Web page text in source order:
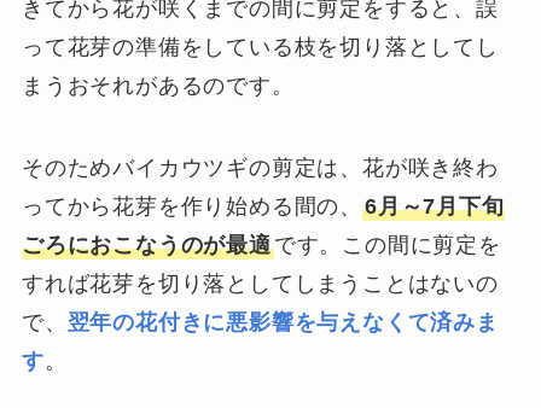
きてから花が咲くまでの間に剪定をすると、誤
って花芽の準備をしている枝を切り落としてし
まうおそれがあるのです。
そのためバイカウツギの剪定は、花が咲き終わ
ってから花芽を作り始める間の、6月～7月下旬
ごろにおこなうのが最適です。この間に剪定を
すれば花芽を切り落としてしまうことはないの
で、 翌年の花付きに悪影響を与えなくて済みま
す。